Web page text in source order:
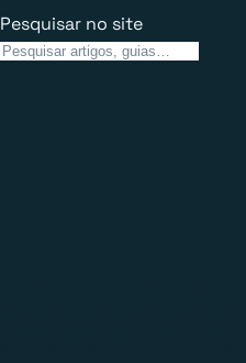
Pesquisar no site